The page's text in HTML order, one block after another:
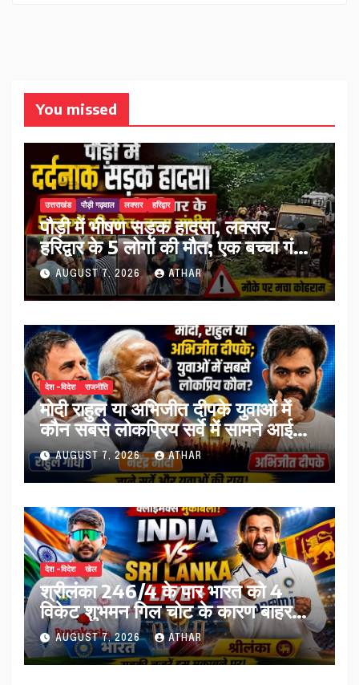
You missed
उत्तराखंड पौड़ी गढ़वाल लक्सर हरिद्वार
पौड़ी में भीषण सड़क हादसा, लक्सर-
हरिद्वार के 5 लोगों की मौत; एक बच्चा गंभीर
घायल…
AUGUST 7, 2026 ATHAR
देश -विदेश राजनीति
मोदी राहुल या अभिजीत दीपके युवाओं में
कौन सबसे लोकप्रिय सर्वे में सामने आई
तस्वीर…
AUGUST 7, 2026 ATHAR
देश -विदेश खेल
श्रीलंका 246/4 के पार भारत को 4
विकेट शुभमन गिल चोट के कारण बाहर…
AUGUST 7, 2026 ATHAR